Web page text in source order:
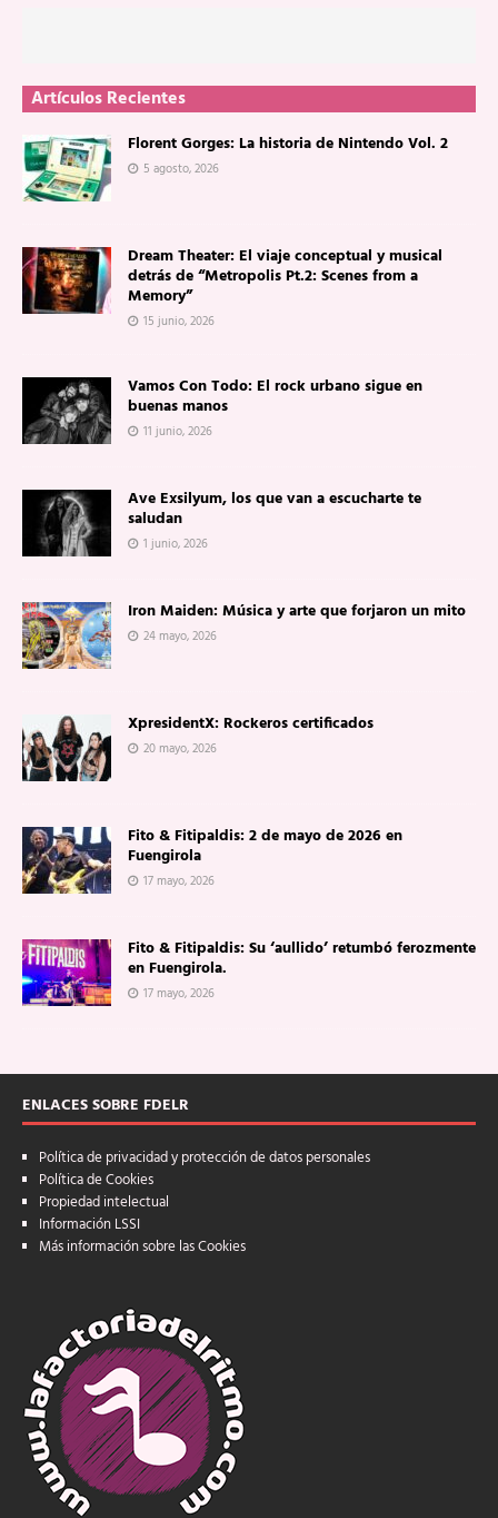
Artículos Recientes
Florent Gorges: La historia de Nintendo Vol. 2
5 agosto, 2026
Dream Theater: El viaje conceptual y musical
detrás de “Metropolis Pt.2: Scenes from a
Memory”
15 junio, 2026
Vamos Con Todo: El rock urbano sigue en
buenas manos
11 junio, 2026
Ave Exsilyum, los que van a escucharte te
saludan
1 junio, 2026
Iron Maiden: Música y arte que forjaron un mito
24 mayo, 2026
XpresidentX: Rockeros certificados
20 mayo, 2026
Fito & Fitipaldis: 2 de mayo de 2026 en
Fuengirola
17 mayo, 2026
Fito & Fitipaldis: Su ‘aullido’ retumbó ferozmente
en Fuengirola.
17 mayo, 2026
ENLACES SOBRE FDELR
Política de privacidad y protección de datos personales
Política de Cookies
Propiedad intelectual
Información LSSI
Más información sobre las Cookies